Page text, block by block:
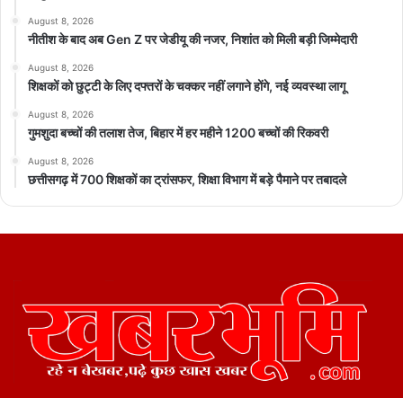
August 8, 2026
नीतीश के बाद अब Gen Z पर जेडीयू की नजर, निशांत को मिली बड़ी जिम्मेदारी
August 8, 2026
शिक्षकों को छुट्टी के लिए दफ्तरों के चक्कर नहीं लगाने होंगे, नई व्यवस्था लागू
August 8, 2026
गुमशुदा बच्चों की तलाश तेज, बिहार में हर महीने 1200 बच्चों की रिकवरी
August 8, 2026
छत्तीसगढ़ में 700 शिक्षकों का ट्रांसफर, शिक्षा विभाग में बड़े पैमाने पर तबादले